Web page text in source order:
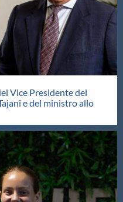
Vice Presidente del
e del ministro allo